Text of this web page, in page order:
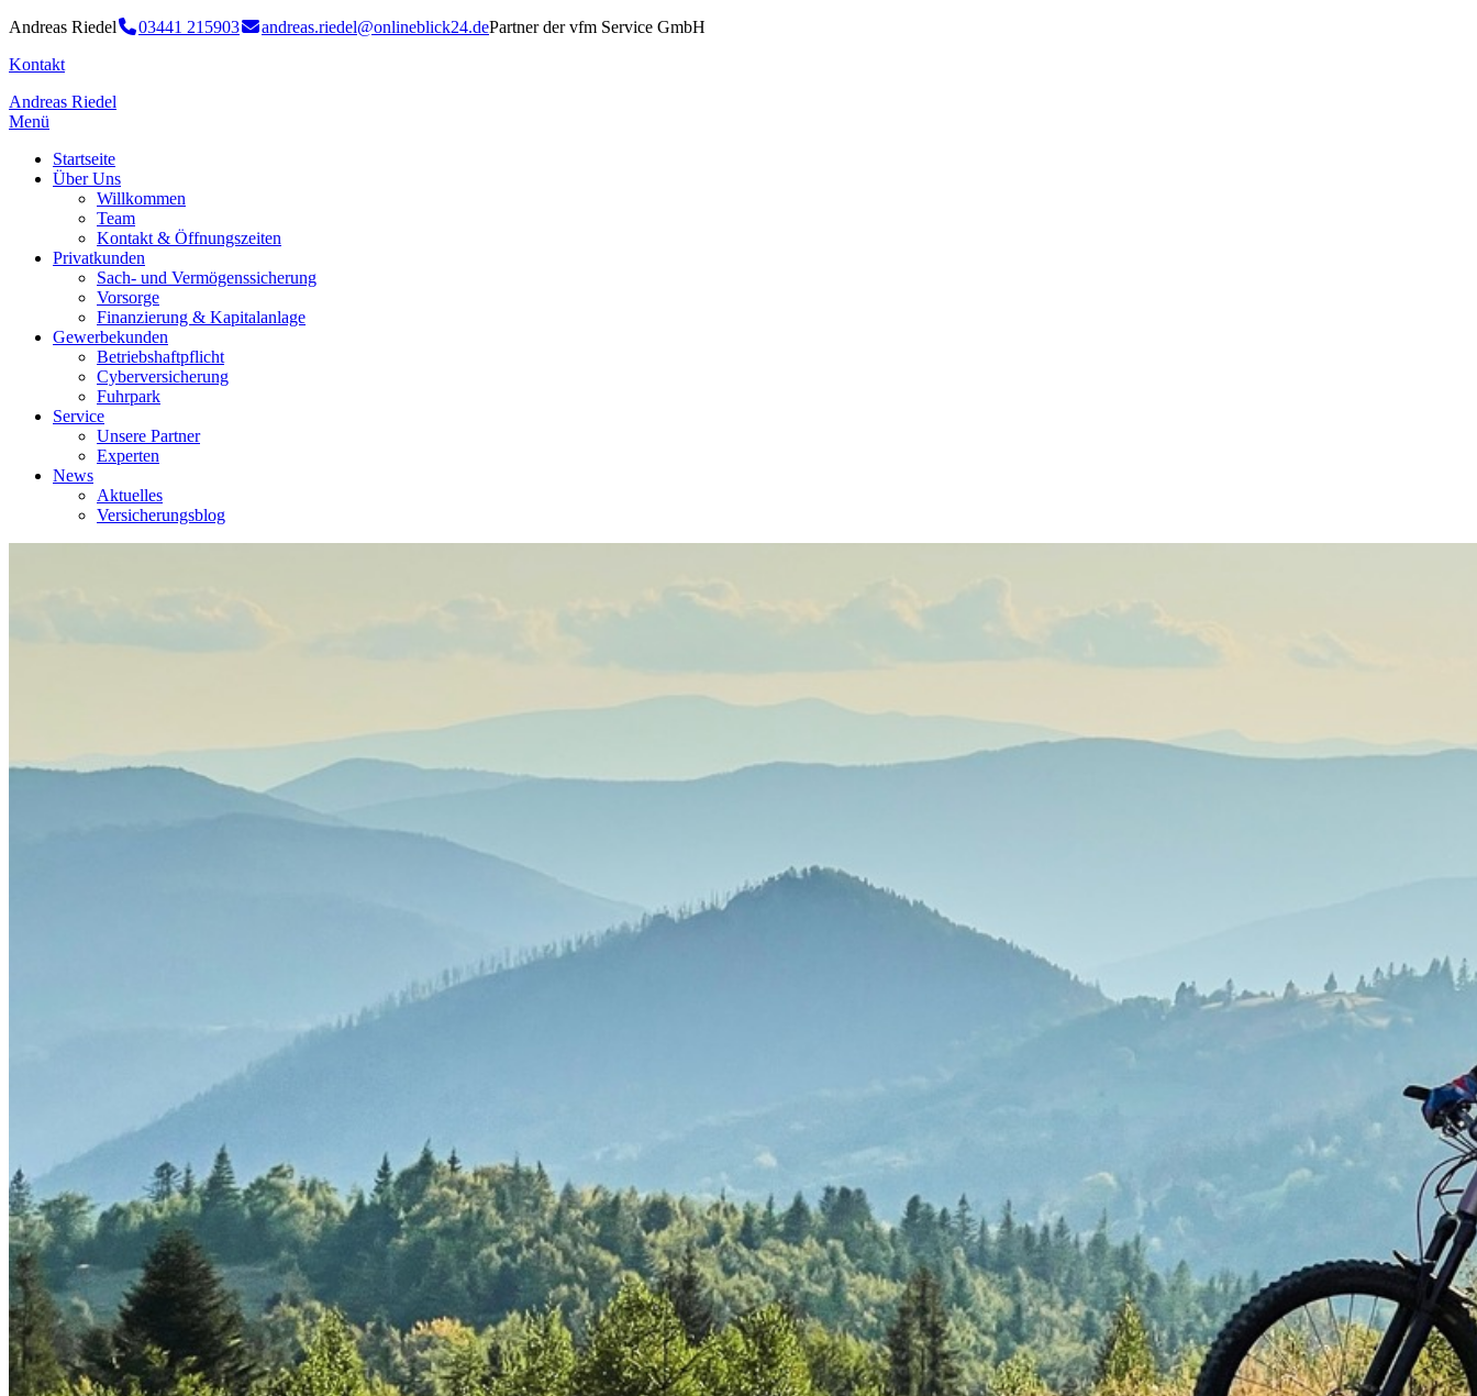
Andreas Riedel 03441 215903 andreas.riedel@onlineblick24.dePartner der vfm Service GmbH
Kontakt
Andreas Riedel
Menü
Startseite
Über Uns
Willkommen
Team
Kontakt & Öffnungszeiten
Privatkunden
Sach- und Vermögenssicherung
Vorsorge
Finanzierung & Kapitalanlage
Gewerbekunden
Betriebshaftpflicht
Cyberversicherung
Fuhrpark
Service
Unsere Partner
Experten
News
Aktuelles
Versicherungsblog